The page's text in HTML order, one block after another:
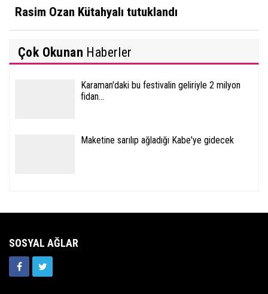
Rasim Ozan Kütahyalı tutuklandı
Çok Okunan Haberler
Karaman'daki bu festivalin geliriyle 2 milyon
fidan...
Maketine sarılıp ağladığı Kabe'ye gidecek
SOSYAL AĞLAR